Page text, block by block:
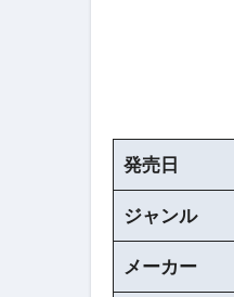
発売日
ジャンル
メーカー